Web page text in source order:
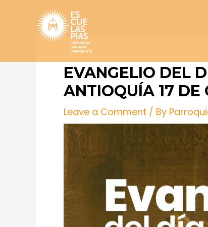
EVANGELIO DEL
ANTIOQUÍA 17 DE
Leave a Comment / By
navigation